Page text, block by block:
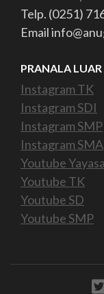
Telp. (0251)
Email
PRANALA LUAR
Instagram TK
Instagram SDI
Instagram SMP
Instagram SMA
Youtube
Youtube TK
Youtube SD
Youtube SMP